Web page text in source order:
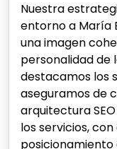
Nuestra
entorno a María
una imagen
personalidad de
destacamos los
aseguramos de
arquitectura
los servicios,
posicionamiento